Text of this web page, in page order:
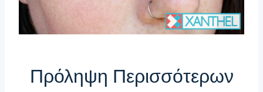
Πρόληψη Περισσότερων